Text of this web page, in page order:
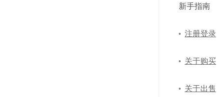
新手指南
注册登录
关于购买
关于出售